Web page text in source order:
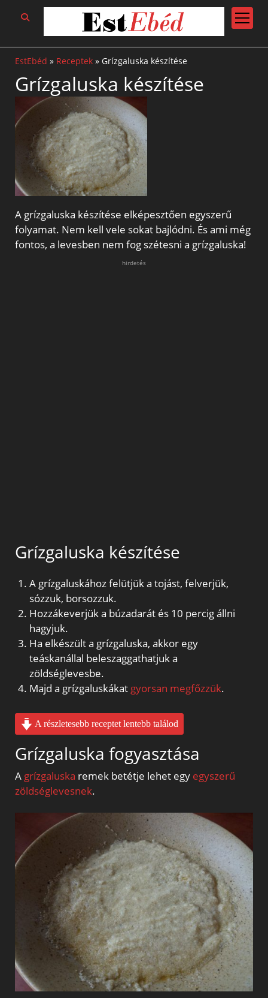
open
menu
EstEbéd » Receptek» Grízgaluska készítése
Grízgaluska készítése
A grízgaluska készítése elképesztően egyszerű
folyamat. Nem kell vele sokat bajlódni. És ami még
fontos, a levesben nem fog szétesni a grízgaluska!
hirdetés
Grízgaluska készítése
A grízgaluskához felütjük a tojást, felverjük,
sózzuk, borsozzuk.
Hozzákeverjük a búzadarát és 10 percig állni
hagyjuk.
Ha elkészült a grízgaluska, akkor egy
teáskanállal beleszaggathatjuk a
zöldséglevesbe.
Majd a grízgaluskákat gyorsan megfőzzük.
A részletesebb receptet lentebb találod
Grízgaluska fogyasztása
A grízgaluska remek betétje lehet egy egyszerű
zöldséglevesnek.